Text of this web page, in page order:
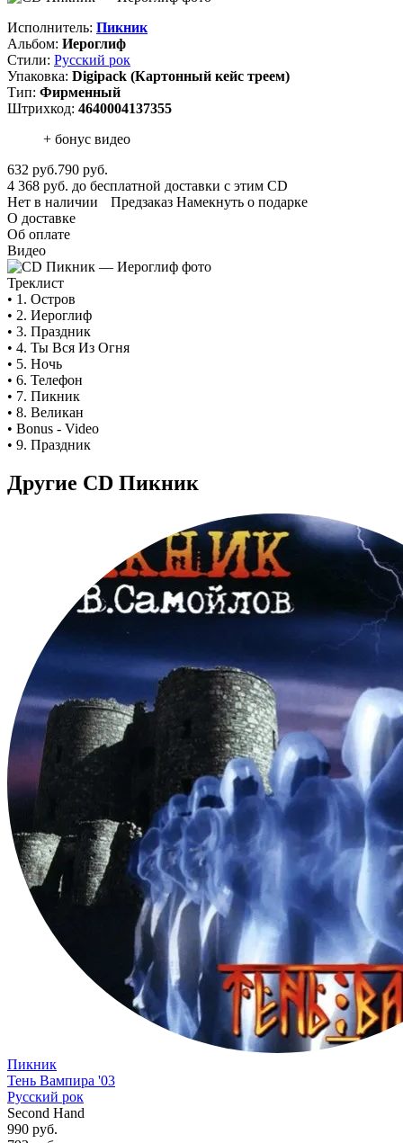
Исполнитель: Пикник
Альбом: Иероглиф
Стили: Русский рок
Упаковка: Digipack (Картонный кейс треем)
Тип: Фирменный
Штрихкод: 4640004137355
+ бонус видео
632 руб.790 руб.
4 368 руб. до бесплатной доставки с этим CD
Нет в наличии
Предзаказ Намекнуть о подарке
О доставке
Об оплате
Видео
Треклист
• 1. Остров
• 2. Иероглиф
• 3. Праздник
• 4. Ты Вся Из Огня
• 5. Ночь
• 6. Телефон
• 7. Пикник
• 8. Великан
• Bonus - Video
• 9. Праздник
Другие CD Пикник
Пикник
Тень Вампира '03
Русский рок
Second Hand
990 руб.